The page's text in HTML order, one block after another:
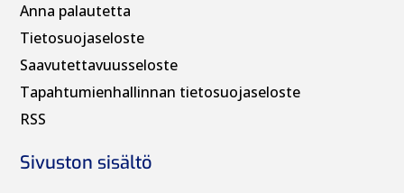
Anna palautetta
Tietosuojaseloste
Saavutettavuusseloste
Tapahtumienhallinnan tietosuojaseloste
RSS
Sivuston sisältö